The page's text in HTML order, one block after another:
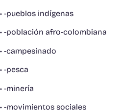
• -pueblos indígenas
• -población afro-colombiana
• -campesinado
• -pesca
• -minería
• -movimientos sociales